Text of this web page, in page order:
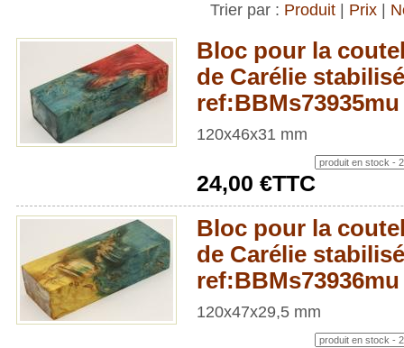
Trier par : Produit Prix
Bloc pour la
de Carélie
ref:BBMs73935mu
120x46x31 mm
24,00 €TTC
Bloc pour la
de Carélie
ref:BBMs73936mu
120x47x29,5 mm